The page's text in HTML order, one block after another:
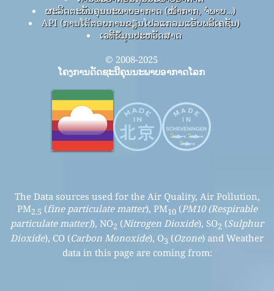
ຜະລິດຕະພັນຄຸນນະພາບອາກາດ (ໜ້າກາກ, ຈໍພາບ…)
API (ການໂຕ້ຕອບການຂຽນໂປລແກລມແອັບພລິເຄຊັນ)
ເວທີຂໍ້ມູນປະຫວັດສາດ
© 2008-2025
ໂຄງການດັດຊະນີຄຸນນະພາບອາກາດໂລກ
The Data sources used for the Air Quality, Air Pollution,
PM2.5 (fine particulate matter), PM10(PM10 (Respirable
particulate matter)), NO2 (Nitrogen Dioxide), SO2 (Sulphur
Dioxide), CO (Carbon Monoxide), O3 (Ozone) and Weather
data in this page are coming from: